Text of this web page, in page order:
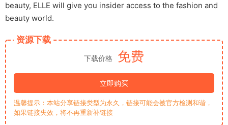
beauty, ELLE will give you insider access to the fashion and
beauty world.
资源下载
下载价格 免费
立即购买
温馨提示：本站分享链接类型为永久，链接可能会被官方检测和谐，
如果链接失效，将不再重新补链接